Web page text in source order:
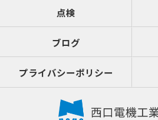
点検
ブログ
プライバシーポリシー